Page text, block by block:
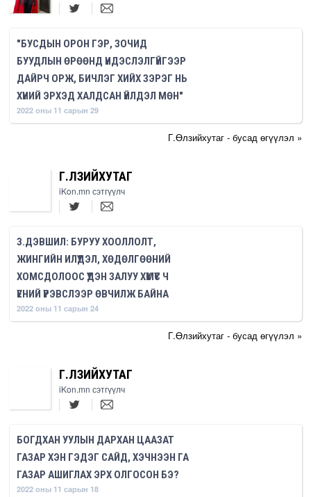
"БУСДЫН ОРОН ГЭР, ЗОЧИД
БУУДЛЫН ӨРӨӨНД ҮНДЭСЛЭЛГҮЙГЭЭР
ДАЙРЧ ОРЖ, БИЧЛЭГ ХИЙХ ЗЭРЭГ НЬ
ХҮНИЙ ЭРХЭД ХАЛДСАН ҮЙЛДЭЛ МӨН"
2022 оны 11 сарын 29
Г.Өлзийхутаг - бусад өгүүлэл »
Г.ӨЛЗИЙХУТАГ
iKon.mn сэтгүүлч
З.ДЭВШИЛ: БУРУУ ХООЛЛОЛТ,
ЖИНГИЙН ИЛҮҮДЭЛ, ХӨДӨЛГӨӨНИЙ
ХОМСДОЛООС ҮҮДЭН ЗАЛУУ ХҮМҮҮС Ч
ҮЕНИЙ ҮРЭВСЛЭЭР ӨВЧИЛЖ БАЙНА
2022 оны 11 сарын 24
Г.Өлзийхутаг - бусад өгүүлэл »
Г.ӨЛЗИЙХУТАГ
iKon.mn сэтгүүлч
БОГДХАН УУЛЫН ДАРХАН ЦААЗАТ
ГАЗАР ХЭН ГЭДЭГ САЙД, ХЭЧНЭЭН ГА
ГАЗАР АШИГЛАХ ЭРХ ОЛГОСОН БЭ?
2022 оны 11 сарын 18